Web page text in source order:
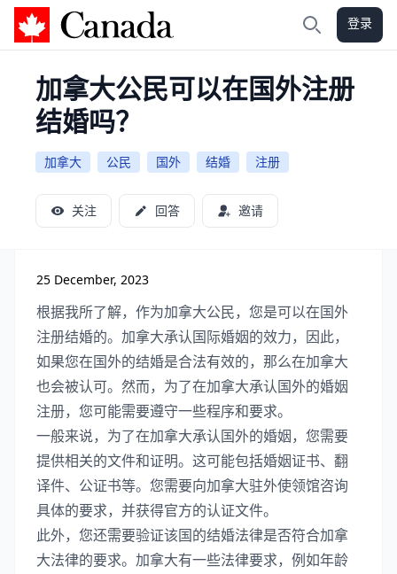
加拿大攻略 登录
加拿大公民可以在国外注册
结婚吗？
加拿大 公民 国外 结婚 注册
关注 回答 邀请
25 December, 2023
根据我所了解，作为加拿大公民，您是可以在国外
注册结婚的。加拿大承认国际婚姻的效力，因此，
如果您在国外的结婚是合法有效的，那么在加拿大
也会被认可。然而，为了在加拿大承认国外的婚姻
注册，您可能需要遵守一些程序和要求。
一般来说，为了在加拿大承认国外的婚姻，您需要
提供相关的文件和证明。这可能包括婚姻证书、翻
译件、公证书等。您需要向加拿大驻外使领馆咨询
具体的要求，并获得官方的认证文件。
此外，您还需要验证该国的结婚法律是否符合加拿
大法律的要求。加拿大有一些法律要求，例如年龄